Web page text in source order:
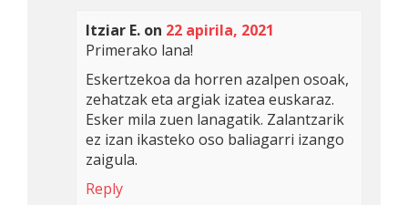
Itziar E. on 22 apirila, 2021
Primerako lana!
Eskertzekoa da horren azalpen osoak,
zehatzak eta argiak izatea euskaraz.
Esker mila zuen lanagatik. Zalantzarik
ez izan ikasteko oso baliagarri izango
zaigula.
Reply